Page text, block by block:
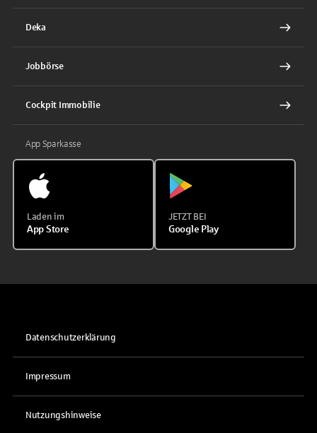
Deka
Jobbörse
Cockpit Immobilie
App Sparkasse
Laden im
App Store
JETZT BEI
Google Play
Datenschutzerklärung
Impressum
Nutzungshinweise